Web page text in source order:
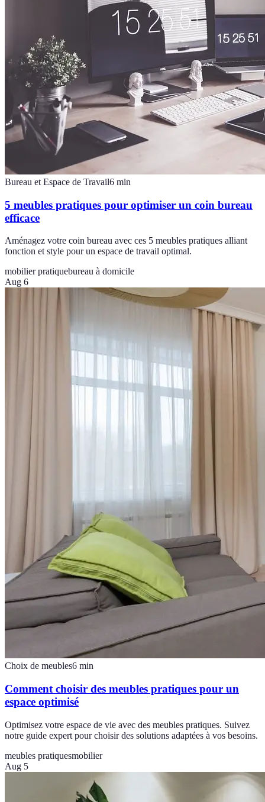
Bureau et Espace de Travail6 min
5 meubles pratiques pour optimiser un coin bureau
efficace
Aménagez votre coin bureau avec ces 5 meubles pratiques alliant
fonction et style pour un espace de travail optimal.
mobilier pratiquebureau à domicile
Aug 6
Choix de meubles6 min
Comment choisir des meubles pratiques pour un
espace optimisé
Optimisez votre espace de vie avec des meubles pratiques. Suivez
notre guide expert pour choisir des solutions adaptées à vos besoins.
meubles pratiquesmobilier
Aug 5